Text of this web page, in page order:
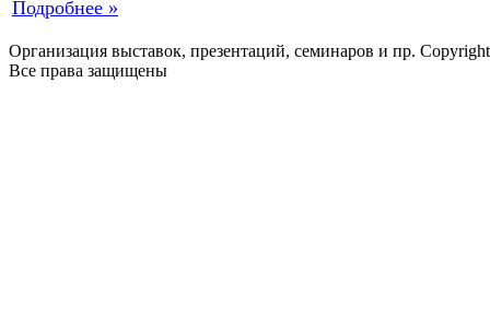
Подробнее »
Организация выставок, презентаций, семинаров и пр.
Все права защищены